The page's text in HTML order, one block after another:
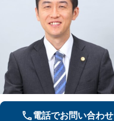
電話でお問い合わせ